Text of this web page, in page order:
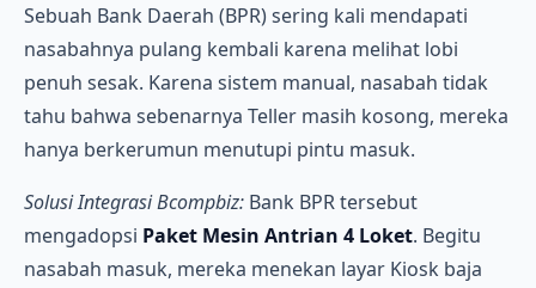
Sebuah Bank Daerah (BPR) sering kali mendapati
nasabahnya pulang kembali karena melihat lobi
penuh sesak. Karena sistem manual, nasabah tidak
tahu bahwa sebenarnya Teller masih kosong, mereka
hanya berkerumun menutupi pintu masuk.
Solusi Integrasi Bcompbiz: Bank BPR tersebut
mengadopsi Paket Mesin Antrian 4 Loket. Begitu
nasabah masuk, mereka menekan layar Kiosk baja